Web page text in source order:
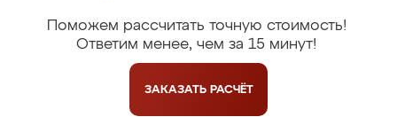
Поможем рассчитать точную стоимость!
Ответим менее, чем за 15 минут!
ЗАКАЗАТЬ РАСЧЁТ